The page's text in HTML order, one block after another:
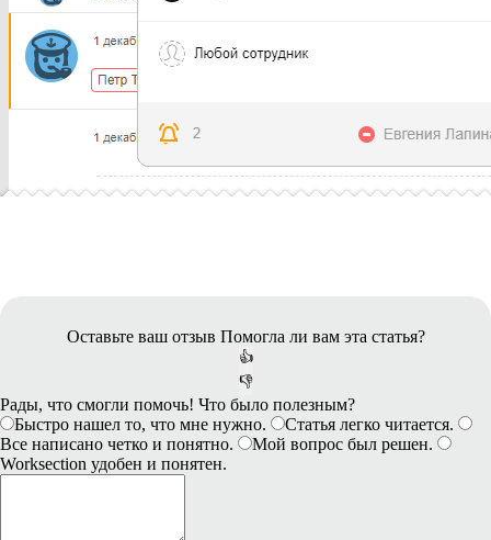
Оставьте ваш отзыв Помогла ли вам эта статья?
👍
👎
Рады, что смогли помочь! Что было полезным?
Быстро нашел то, что мне нужно.
Статья легко читается.
Все написано четко и понятно.
Мой вопрос был решен.
Worksection удобен и понятен.